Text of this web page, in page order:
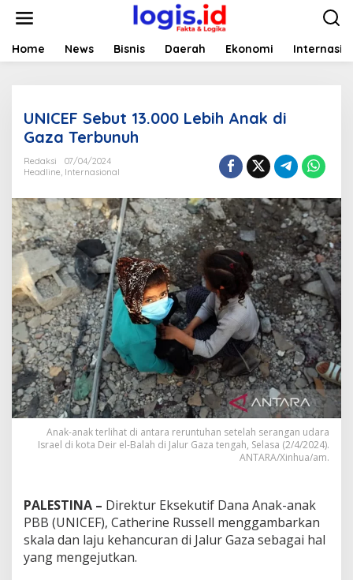
t
Home News Bisnis Daerah Ekonomi
UNICEF Sebut 13.000 Lebih Anak di
Gaza Terbunuh
Redaksi
07/04/2024
Headline, Internasional
Anak-anak terlihat di antara reruntuhan setelah serangan udara
Israel di kota Deir el-Balah di Jalur Gaza tengah, Selasa (2/4/2024).
ANTARA/Xinhua/am.
PALESTINA – Direktur Eksekutif Dana Anak-anak
PBB (UNICEF), Catherine Russell menggambarkan
skala dan laju kehancuran di Jalur Gaza sebagai hal
yang mengejutkan.